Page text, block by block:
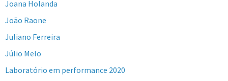
Joana Holanda
João Raone
Juliano Ferreira
Júlio Melo
Laboratório em performance 2020